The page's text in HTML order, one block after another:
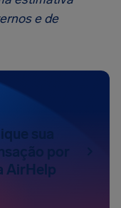
e de
sua
por
AirHelp